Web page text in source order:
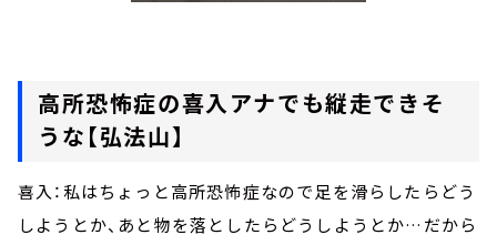
高所恐怖症の喜入アナでも縦走できそ
うな【弘法山】
喜入：私はちょっと高所恐怖症なので足を滑らしたらどう
しようとか、あと物を落としたらどうしようとか…だから